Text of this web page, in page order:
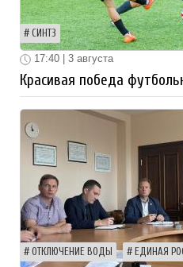
СИНТЗ
17:40 | 3 августа
Красивая победа
ОТКЛЮЧЕНИЕ ВОДЫ ЕДИНАЯ